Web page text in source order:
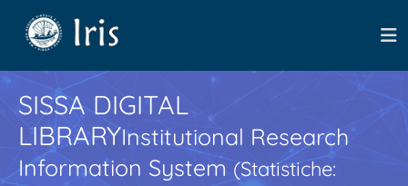
SISSA DIGITAL
LIBRARYInstitutional Research
Information System(Statistiche: